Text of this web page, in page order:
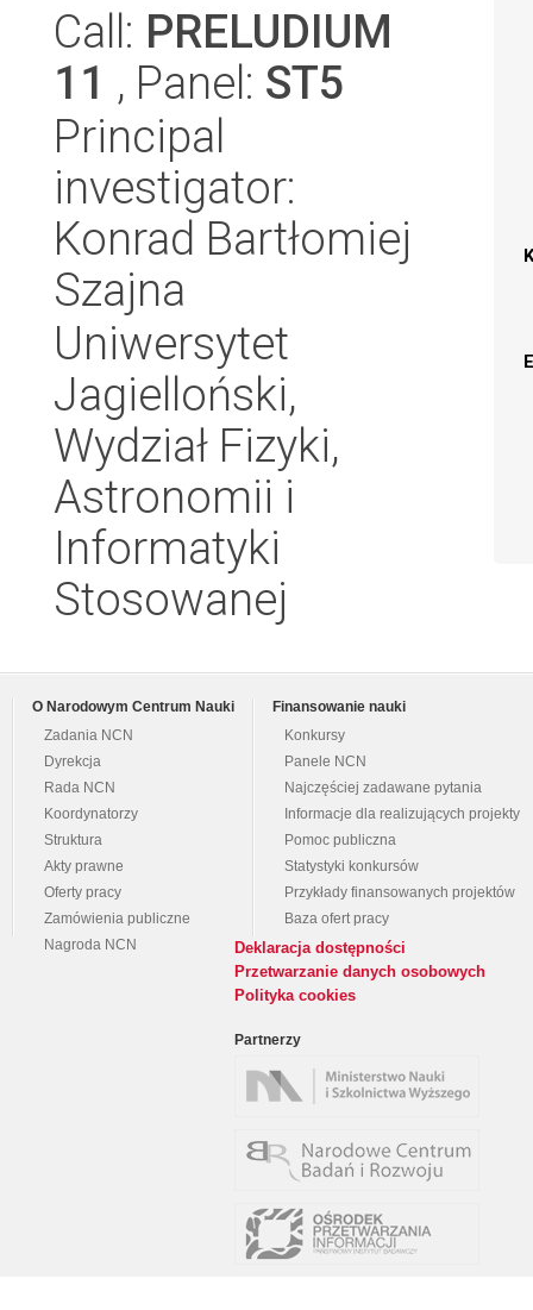
Call: PRELUDIUM
11 , Panel: ST5
Principal
investigator:
Konrad Bartłomiej
Szajna
Uniwersytet
Jagielloński,
Wydział Fizyki,
Astronomii i
Informatyki
Stosowanej
O Narodowym Centrum Nauki
Zadania NCN
Dyrekcja
Rada NCN
Koordynatorzy
Struktura
Akty prawne
Oferty pracy
Zamówienia publiczne
Nagroda NCN
Finansowanie nauki
Konkursy
Panele NCN
Najczęściej zadawane pytania
Informacje dla realizujących projekty
Pomoc publiczna
Statystyki konkursów
Przykłady finansowanych projektów
Baza ofert pracy
Deklaracja dostępności
Przetwarzanie danych osobowych
Polityka cookies
Partnerzy